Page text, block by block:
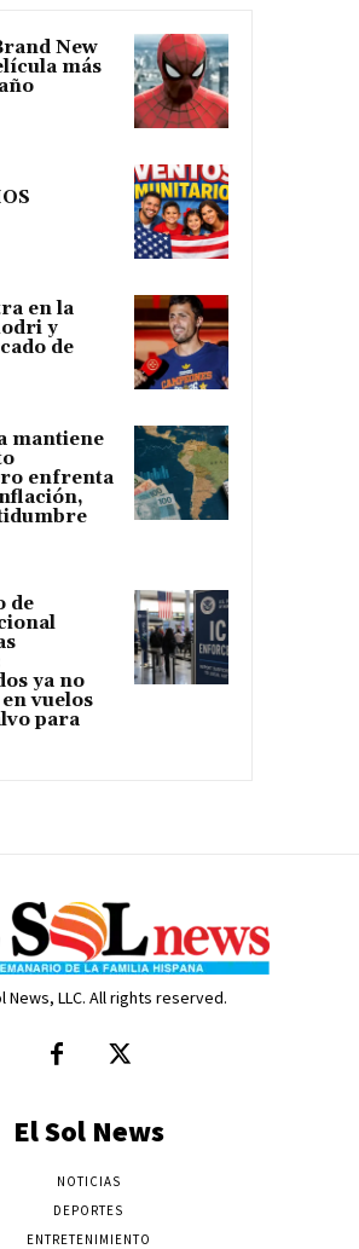
New
más
en la
y
de
mantiene
enfrenta
de
ya no
vuelos
para
News, LLC. All rights reserved.
El Sol News
NOTICIAS
DEPORTES
ENTRETENIMIENTO